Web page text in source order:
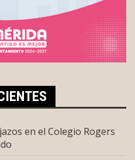
en el Colegio Rogers